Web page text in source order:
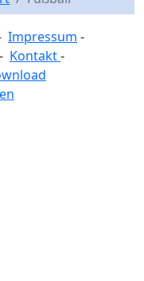
Impressum -
- Kontakt-